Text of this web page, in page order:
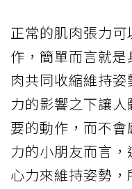
正常的肌肉張力
作，簡單而言就
肉共同收縮維持
力的影響之下讓
要的動作，而不
力的小朋友而言
心力來維持姿勢